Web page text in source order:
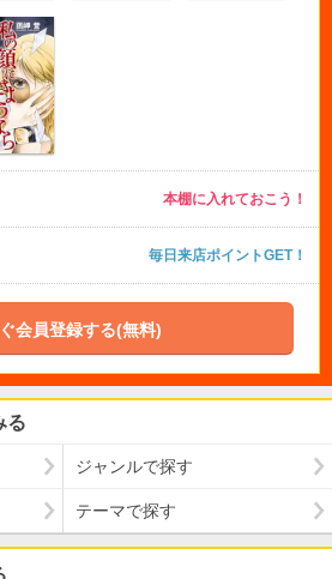
本棚に入れておこう！
毎日来店ポイントGET！
会員登録する(無料)
る
ジャンルで探す
テーマで探す